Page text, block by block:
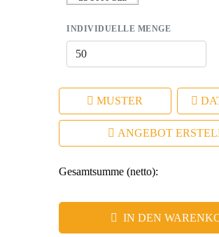
INDIVIDUELLE MENGE
MUSTER
ANGEBOT
Gesamtsumme (netto):
IN DEN